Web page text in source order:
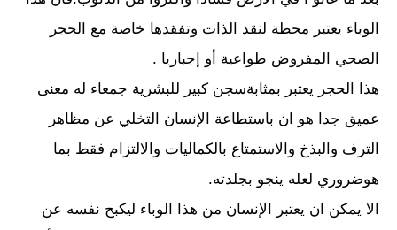
الوباء يعتبر محطة لنقد الذات وتفقدها خاصة مع الحجر
الصحي المفروض طواعية أو إجباريا .
هذا الحجر يعتبر بمثابةسجن كبير للبشرية جمعاء له معنى
عميق جدا هو ان باستطاعة الإنسان التخلي عن مظاهر
الترف والبذخ والاستمتاع بالكماليات والالتزام فقط بما
هوضروري لعله ينجو بجلدته.
الا يمكن ان يعتبر الإنسان من هذا الوباء ليكبح نفسه عن